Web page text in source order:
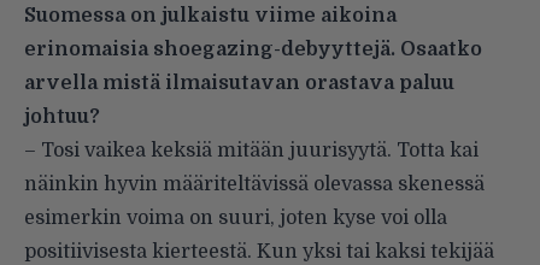
Suomessa on julkaistu viime aikoina
erinomaisia shoegazing-debyyttejä. Osaatko
arvella mistä ilmaisutavan orastava paluu
johtuu?
– Tosi vaikea keksiä mitään juurisyytä. Totta kai
näinkin hyvin määriteltävissä olevassa skenessä
esimerkin voima on suuri, joten kyse voi olla
positiivisesta kierteestä. Kun yksi tai kaksi tekijää